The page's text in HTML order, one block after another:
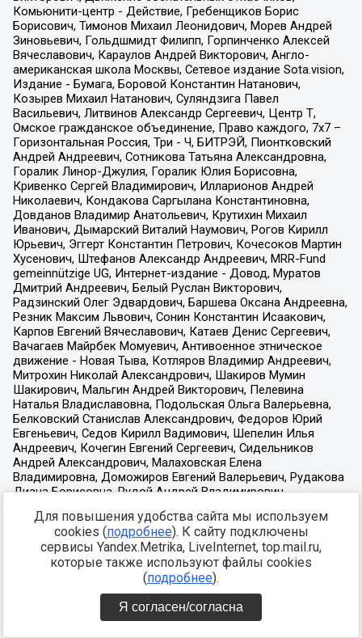
Для повышения удобства сайта мы используем
cookies (подробнее). К сайту подключены
сервисы Yandex.Metrika, LiveInternet, top.mail.ru,
которые также используют файлы cookies
(подробнее).
Я согласен/согласна